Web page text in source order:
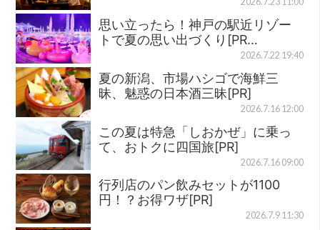
思い立ったら！神戸の駅近リゾー
トで夏の思い出づくり[PR…
2026.7.22 19:40
夏の新潟、市場ハシゴで海鮮三
昧、魅惑の日本酒三昧[PR]
2026.7.16 12:00
この夏は特急「しおかぜ」に乗っ
て、おトクに四国旅[PR]
2026.7.16 09:00
行列店のパン飲みセットが1100
円！？お得ワザ[PR]
2026.7.9 11:30